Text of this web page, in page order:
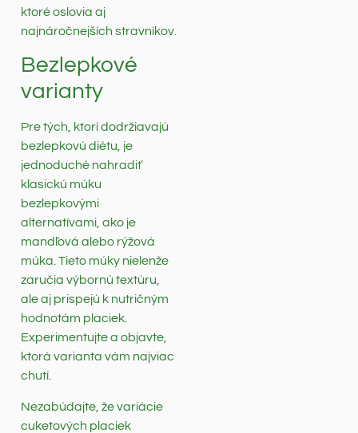
ktoré oslovia aj
najnáročnejších stravníkov.
Bezlepkové
varianty
Pre tých, ktorí dodržiavajú
bezlepkovú diétu, je
jednoduché nahradiť
klasickú múku
bezlepkovými
alternatívami, ako je
mandľová alebo rýžová
múka. Tieto múky nielenže
zaručia výbornú textúru,
ale aj prispejú k nutričným
hodnotám placiek.
Experimentujte a objavte,
ktorá varianta vám najviac
chutí.
Nezabúdajte, že variácie
cuketových placiek